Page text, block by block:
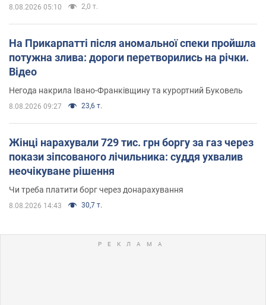
8.08.2026 05:10 2,0 т.
На Прикарпатті після аномальної спеки пройшла
потужна злива: дороги перетворились на річки.
Відео
Негода накрила Івано-Франківщину та курортний Буковель
8.08.2026 09:27 23,6 т.
Жінці нарахували 729 тис. грн боргу за газ через
покази зіпсованого лічильника: суддя ухвалив
неочікуване рішення
Чи треба платити борг через донарахування
8.08.2026 14:43 30,7 т.